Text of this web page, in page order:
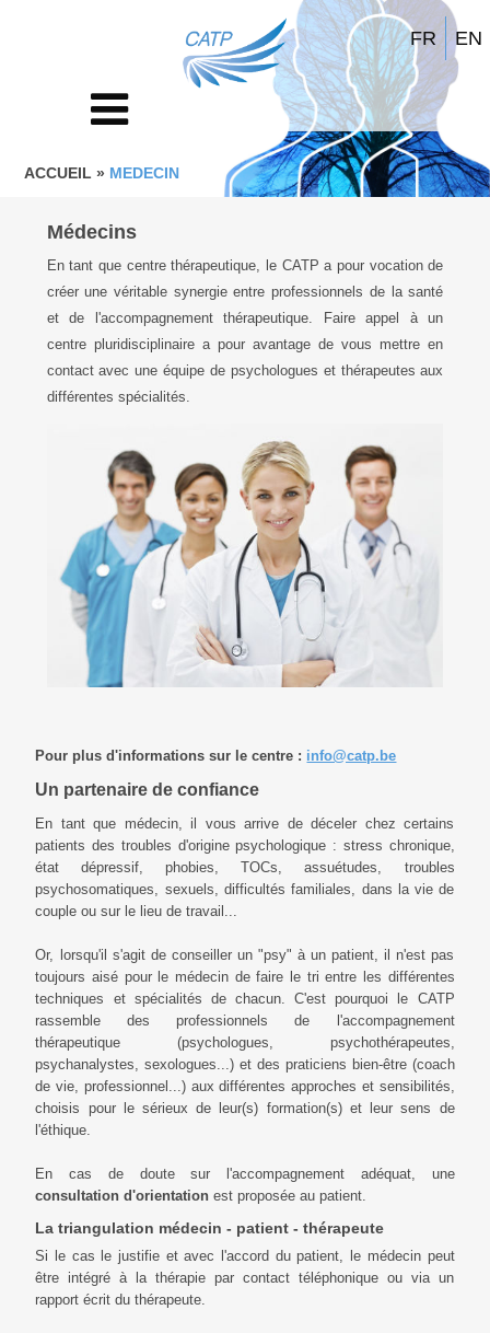
EN
FR
ACCUEIL » MEDECIN
Médecins
En tant que centre thérapeutique, le CATP a pour vocation de
créer une véritable synergie entre professionnels de la santé
et de l'accompagnement thérapeutique. Faire appel à un
centre pluridisciplinaire a pour avantage de vous mettre en
contact avec une équipe de psychologues et thérapeutes aux
différentes spécialités.
Pour plus d'informations sur le centre : info@catp.be
Un partenaire de confiance
En tant que médecin, il vous arrive de déceler chez certains
patients des troubles d'origine psychologique : stress chronique,
état dépressif, phobies, TOCs, assuétudes, troubles
psychosomatiques, sexuels, difficultés familiales, dans la vie de
couple ou sur le lieu de travail...
Or, lorsqu'il s'agit de conseiller un "psy" à un patient, il n'est pas
toujours aisé pour le médecin de faire le tri entre les différentes
techniques et spécialités de chacun. C'est pourquoi le CATP
rassemble des professionnels de l'accompagnement
thérapeutique (psychologues, psychothérapeutes,
psychanalystes, sexologues...) et des praticiens bien-être (coach
de vie, professionnel...) aux différentes approches et sensibilités,
choisis pour le sérieux de leur(s) formation(s) et leur sens de
l'éthique.
En cas de doute sur l'accompagnement adéquat, une
consultation d'orientation est proposée au patient.
La triangulation médecin - patient - thérapeute
Si le cas le justifie et avec l'accord du patient, le médecin peut
être intégré à la thérapie par contact téléphonique ou via un
rapport écrit du thérapeute.